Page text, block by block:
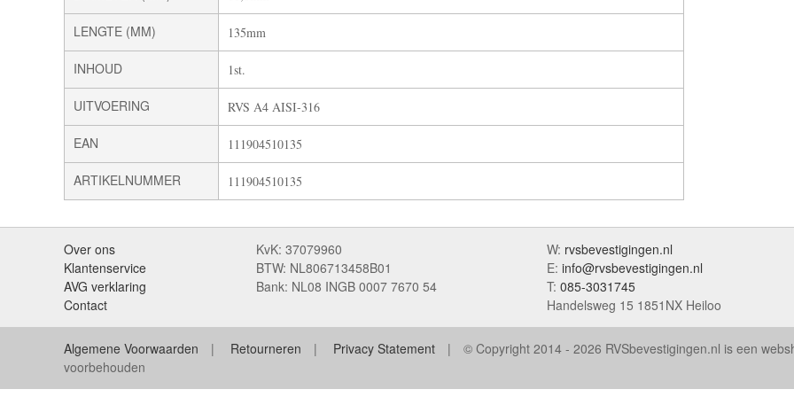
LENGTE (MM) 135mm
INHOUD 1st.
UITVOERING RVS A4 AISI-316
EAN 111904510135
ARTIKELNUMMER 111904510135
Over ons
Klantenservice
AVG verklaring
Contact
KvK: 37079960
BTW: NL806713458B01
Bank: NL08 INGB 0007 7670 54
W: rvsbevestigingen.nl
E: info@rvsbevestigingen.nl
T: 085-3031745
Handelsweg 15 1851NX Heiloo
Algemene Voorwaarden Retourneren Privacy Statement © Copyright 2014 - 2026 RVSbevestigingen.nl is een
voorbehouden